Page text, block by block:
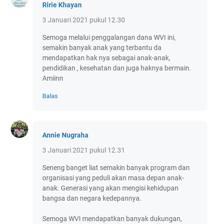
Ririe Khayan
3 Januari 2021 pukul 12.30
Semoga melalui penggalangan dana WVI ini,
semakin banyak anak yang terbantu da
mendapatkan hak nya sebagai anak-anak,
pendidikan , kesehatan dan juga haknya bermain.
Amiinn
Balas
Annie Nugraha
3 Januari 2021 pukul 12.31
Seneng banget liat semakin banyak program dan
organisasi yang peduli akan masa depan anak-
anak. Generasi yang akan mengisi kehidupan
bangsa dan negara kedepannya.
Semoga WVI mendapatkan banyak dukungan,